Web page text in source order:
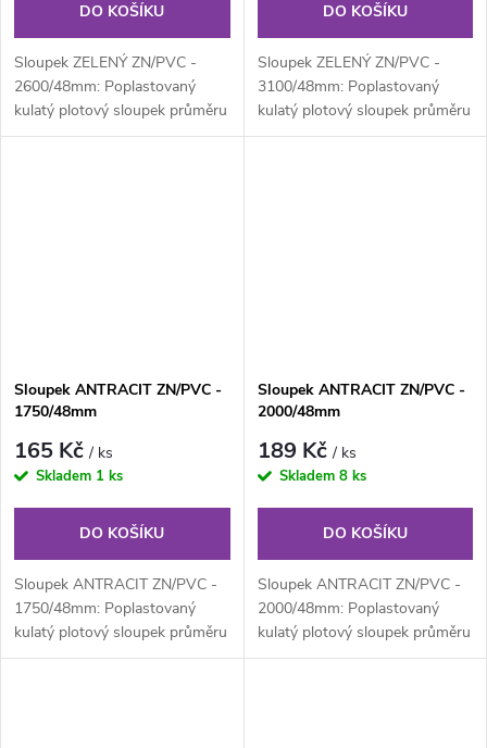
DO KOŠÍKU
Sloupek ZELENÝ ZN/PVC -
2600/48mm: Poplastovaný
kulatý plotový sloupek průměru
48 mm, výška 260 cm.
DO KOŠÍKU
Sloupek ZELENÝ ZN/PVC -
3100/48mm: Poplastovaný
kulatý plotový sloupek průměru
48 mm, výška 310 cm.
Sloupek ANTRACIT ZN/PVC -
1750/48mm
165 Kč/ ks
Skladem 1 ks
DO KOŠÍKU
Sloupek ANTRACIT ZN/PVC -
1750/48mm: Poplastovaný
kulatý plotový sloupek průměru
48 mm, výška 175 cm. Plotový
Sloupek ANTRACIT ZN/PVC -
2000/48mm
189 Kč/ ks
Skladem 8 ks
DO KOŠÍKU
Sloupek ANTRACIT ZN/PVC -
2000/48mm: Poplastovaný
kulatý plotový sloupek průměru
48 mm, výška 200 cm. Plotový